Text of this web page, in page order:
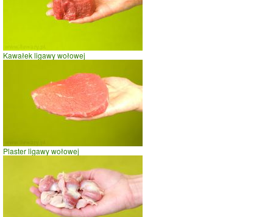
Kawałek ligawy wołowej
Plaster ligawy wołowej